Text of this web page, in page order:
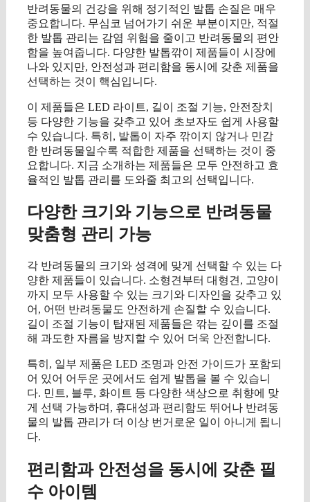
반려동물의 건강을 위해 정기적인 발톱 손질은 매우
중요합니다. 무심코 넘어가기 쉬운 부분이지만, 적절
한 발톱 관리는 감염 위험을 줄이고 반려동물의 편안
함을 높여줍니다. 다양한 발톱깎이 제품들이 시장에
나와 있지만, 안전성과 편리함을 동시에 갖춘 제품을
선택하는 것이 핵심입니다.
이 제품들은 LED 라이트, 길이 조절 기능, 안전장치
등 다양한 기능을 갖추고 있어 초보자도 쉽게 사용할
수 있습니다. 특히, 발톱이 자주 깎이지 않거나 민감
한 반려동물일수록 적합한 제품을 선택하는 것이 중
요합니다. 지금 소개하는 제품들은 모두 안전하고 효
율적인 발톱 관리를 도와줄 최고의 선택입니다.
다양한 크기와 기능으로 반려동물
맞춤형 관리 가능
각 반려동물의 크기와 성격에 맞게 선택할 수 있는 다
양한 제품들이 있습니다. 소형견부터 대형견, 고양이
까지 모두 사용할 수 있는 크기와 디자인을 갖추고 있
어, 어떤 반려동물도 안전하게 손질할 수 있습니다.
길이 조절 기능이 탑재된 제품들은 깎는 깊이를 조절
해 과도한 자름을 방지할 수 있어 더욱 안전합니다.
특히, 일부 제품은 LED 조명과 안전 가이드가 포함되
어 있어 어두운 곳에서도 쉽게 발톱을 볼 수 있습니
다. 민트, 블루, 화이트 등 다양한 색상으로 취향에 맞
게 선택 가능하며, 휴대성과 편리함도 뛰어나 반려동
물의 발톱 관리가 더 이상 번거로운 일이 아니게 됩니
다.
편리함과 안전성을 동시에 갖춘 필
수 아이템